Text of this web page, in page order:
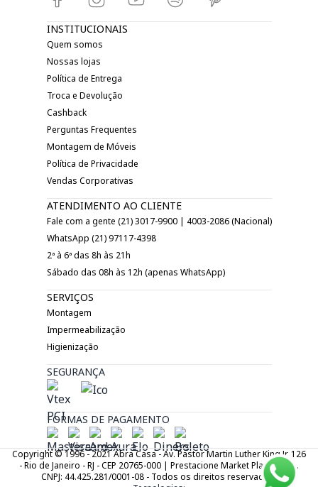
INSTITUCIONAIS
Quem somos
Nossas lojas
Política de Entrega
Troca e Devolução
Cashback
Perguntas Frequentes
Montagem de Móveis
Política de Privacidade
Vendas Corporativas
ATENDIMENTO AO CLIENTE
Fale com a gente (21) 3017-9900 | 4003-2086 (Nacional)
WhatsApp (21) 97117-4398
2ª à 6ª das 8h às 21h
Sábado das 08h às 12h (apenas WhatsApp)
SERVIÇOS
Montagem
Impermeabilização
Higienização
SEGURANÇA
FORMAS DE PAGAMENTO
Copyright © 1996 - 2021 Abra Casa - Av. Pastor Martin Luther King Jr. 126
- Rio de Janeiro - RJ - CEP 20765-000 | Prestacione Market Place LTDA.
CNPJ: 44.425.281/0001-08 - Todos os direitos reservados.